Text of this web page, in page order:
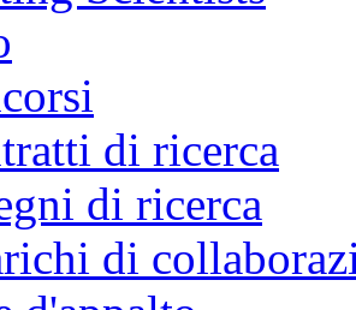
di ricerca
di ricerca
di